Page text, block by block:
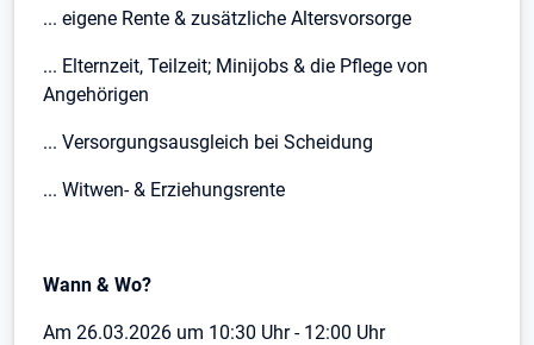
... eigene Rente & zusätzliche Altersvorsorge
... Elternzeit, Teilzeit; Minijobs & die Pflege von
Angehörigen
... Versorgungsausgleich bei Scheidung
... Witwen- & Erziehungsrente
Wann & Wo?
Am 26.03.2026 um 10:30 Uhr - 12:00 Uhr